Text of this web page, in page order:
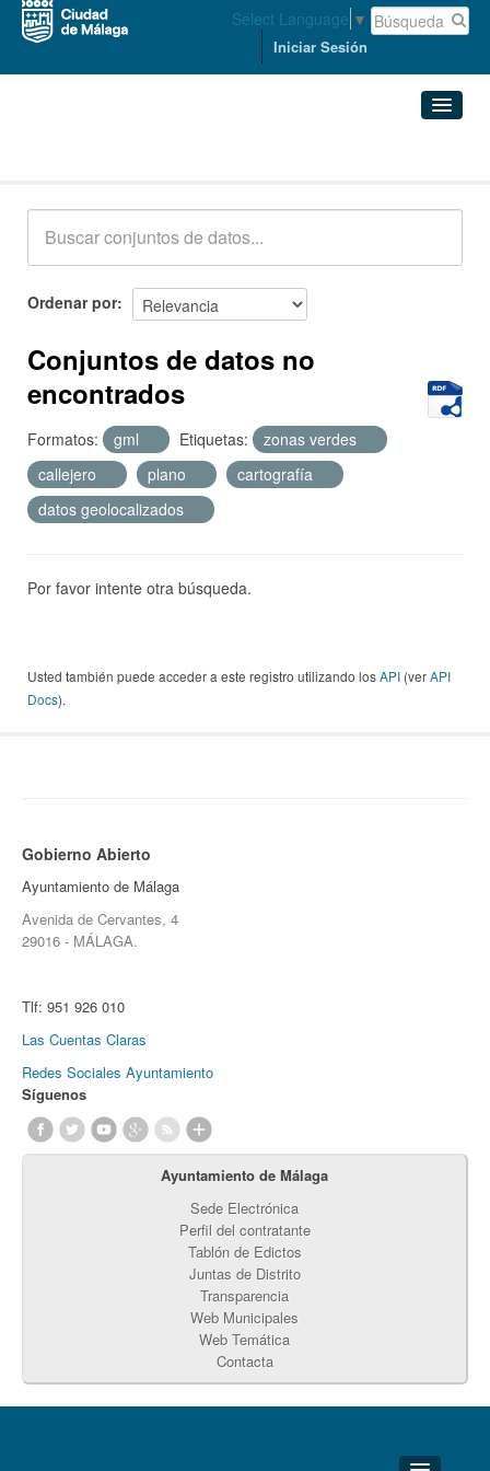
Select Language ▼
Iniciar Sesión
Acerca de
Ordenar por
Conjuntos de datos no
encontrados
Formatos: gml Etiquetas:
zonas verdes
callejero
plano
cartografía
datos geolocalizados
Por favor intente otra búsqueda.
Usted también puede acceder a este registro utilizando losAPI (verAPI
Docs).
Gobierno Abierto
Ayuntamiento de Málaga
Avenida de Cervantes, 4
29016 - MÁLAGA.
Tlf: 951 926 010
Las Cuentas Claras
Redes Sociales Ayuntamiento
Síguenos
Ayuntamiento de Málaga
Sede Electrónica
Perfil del contratante
Tablón de Edictos
Juntas de Distrito
Transparencia
Web Municipales
Web Temática
Contacta